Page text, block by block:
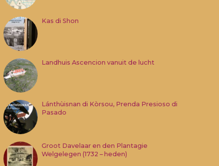
Kas di Shon
Landhuis Ascencion vanuit de lucht
Lánthùisnan di Kòrsou, Prenda Presioso di
Pasado
Groot Davelaar en den Plantagie
Welgelegen (1732 – heden)